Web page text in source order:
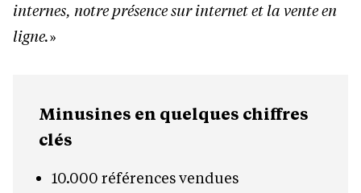
internes, notre présence sur internet et la vente en
ligne.»
Minusines en quelques chiffres
clés
10.000 références vendues